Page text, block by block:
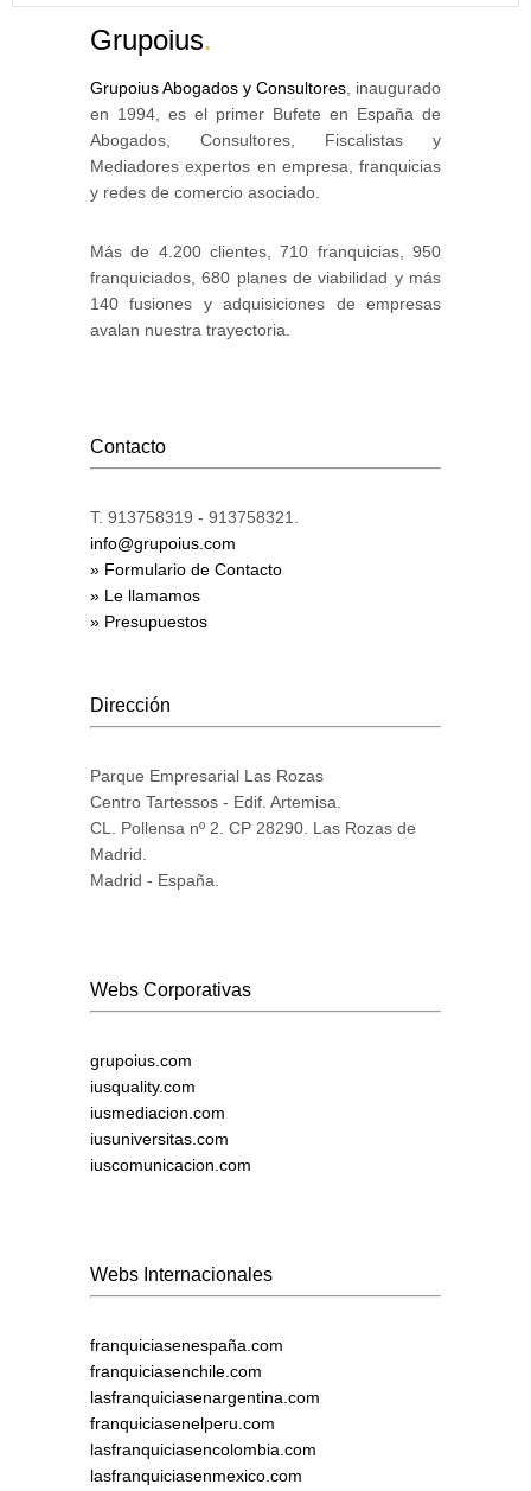
Grupoius.
Grupoius Abogados y Consultores , inaugurado
en 1994, es el primer Bufete en España de
Abogados, Consultores, Fiscalistas y
Mediadores expertos en empresa, franquicias
y redes de comercio asociado.
Más de 4.200 clientes, 710 franquicias, 950
franquiciados, 680 planes de viabilidad y más
140 fusiones y adquisiciones de empresas
avalan nuestra trayectoria.
Contacto
T. 913758319 - 913758321.
info@grupoius.com
» Formulario de Contacto
» Le llamamos
» Presupuestos
Dirección
Parque Empresarial Las Rozas
Centro Tartessos - Edif. Artemisa.
CL. Pollensa nº 2. CP 28290. Las Rozas de
Madrid.
Madrid - España.
Webs Corporativas
grupoius.com
iusquality.com
iusmediacion.com
iusuniversitas.com
iuscomunicacion.com
Webs Internacionales
franquiciasenespaña.com
franquiciasenchile.com
lasfranquiciasenargentina.com
franquiciasenelperu.com
lasfranquiciasencolombia.com
lasfranquiciasenmexico.com